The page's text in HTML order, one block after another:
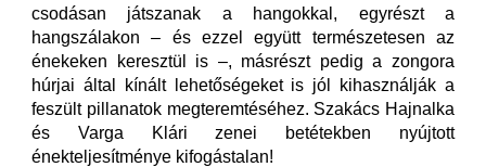
csodásan játszanak a hangokkal, egyrészt a
hangszálakon – és ezzel együtt természetesen az
énekeken keresztül is –, másrészt pedig a zongora
húrjai által kínált lehetőségeket is jól kihasználják a
feszült pillanatok megteremtéséhez. Szakács Hajnalka
és Varga Klári zenei betétekben nyújtott
énekteljesítménye kifogástalan!